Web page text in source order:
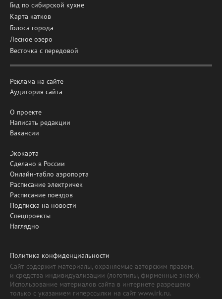
Гид по сибирской кухне
Карта катков
Голоса города
Лесное озеро
Весточка с передовой
Реклама на сайте
Аудитория сайта
О проекте
Написать редакции
Вакансии
Экокарта
Сделано в России
Онлайн-табло аэропорта
Расписание электричек
Расписание поездов
Подписка на новости
Спецпроекты
Наглядно
Политика конфиденциальности
Сайт содержит материалы, охраняемые авторским правом,
и средства индивидуализации (логотипы, фирменные знаки).
Использование материалов сайта в интернете разрешено
только с указанием гиперссылки на сайт www.irk.ru.